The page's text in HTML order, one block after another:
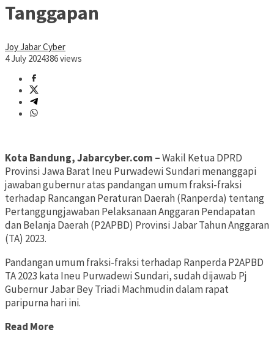
Tanggapan
Joy Jabar Cyber
4 July 2024386 views
Kota Bandung, Jabarcyber.com –Wakil Ketua DPRD
Provinsi Jawa Barat Ineu Purwadewi Sundari menanggapi
jawaban gubernur atas pandangan umum fraksi-fraksi
terhadap Rancangan Peraturan Daerah (Ranperda) tentang
Pertanggungjawaban Pelaksanaan Anggaran Pendapatan
dan Belanja Daerah (P2APBD) Provinsi Jabar Tahun Anggaran
(TA) 2023.
Pandangan umum fraksi-fraksi terhadap Ranperda P2APBD
TA 2023 kata Ineu Purwadewi Sundari, sudah dijawab Pj
Gubernur Jabar Bey Triadi Machmudin dalam rapat
paripurna hari ini.
Read More